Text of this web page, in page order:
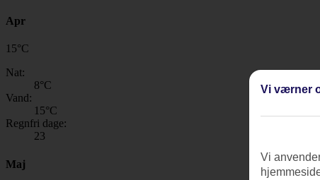
Apr
15°C
Nat:
8°C
Vand:
15°C
Regnfri dage:
23
Maj
Vi værner
Vi